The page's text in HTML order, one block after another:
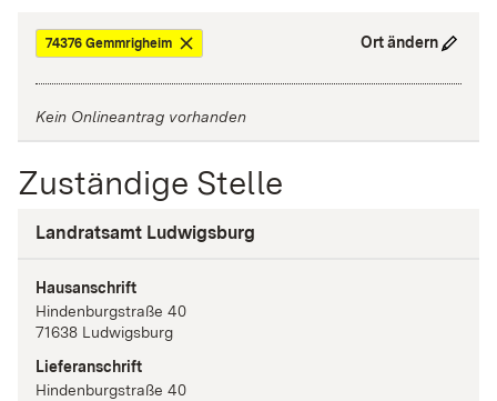
74376 Gemmrigheim Ort ändern
Kein Onlineantrag vorhanden
Zuständige Stelle
Landratsamt Ludwigsburg
Hausanschrift
Hindenburgstraße 40
71638 Ludwigsburg
Lieferanschrift
Hindenburgstraße 40